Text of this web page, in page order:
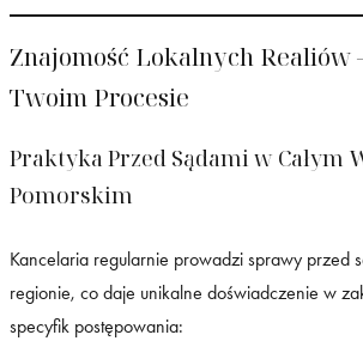
Znajomość Lokalnych Realiów
Twoim Procesie
Praktyka Przed Sądami w Całym
Pomorskim
Kancelaria regularnie prowadzi sprawy przed
regionie, co daje unikalne doświadczenie w
specyfik postępowania: